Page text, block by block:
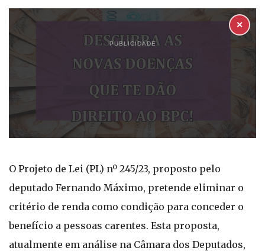
PUBLICIDADE
✕
O Projeto de Lei (PL) nº 245/23, proposto pelo
deputado Fernando Máximo, pretende eliminar o
critério de renda como condição para conceder o
benefício a pessoas carentes. Esta proposta,
atualmente em análise na Câmara dos Deputados,